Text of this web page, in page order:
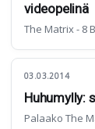
videopelinä
The Matrix - 8
03.03.2014
Huhumylly:
Palaako The